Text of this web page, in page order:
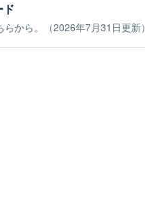
ド
から。（2026年7月31日更新）